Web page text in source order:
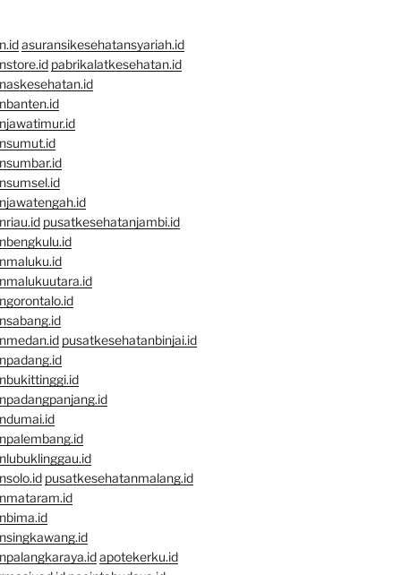
asuransikesehatansyariah.id
pabrikalatkesehatan.id
pusatkesehatanjambi.id
pusatkesehatanbinjai.id
pusatkesehatanmalang.id
apotekerku.id